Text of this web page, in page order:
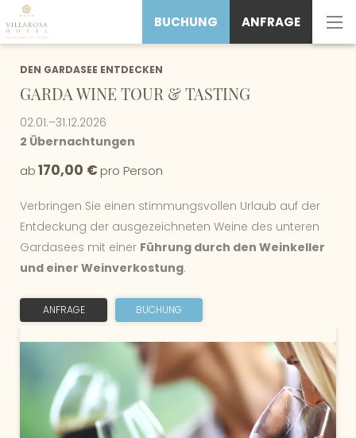
BUCHUNG ANFRAGE
DEN GARDASEE ENTDECKEN
GARDA WINE TOUR & TASTING
02.01.–31.12.2026
2 Übernachtungen
ab170,00 € pro Person
Verbringen Sie einen stimmungsvollen Urlaub auf der
Entdeckung der ausgezeichneten Weine des unteren
Gardasees mit einer Führung durch den Weinkeller
und einer Weinverkostung.
ANFRAGE BUCHUNG